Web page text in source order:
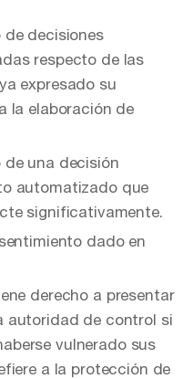
de decisiones
respecto de las
expresado su
la elaboración de
de una decisión
automatizado que
significativamente.
dado en
derecho a presentar
autoridad de control si
vulnerado sus
a la protección de